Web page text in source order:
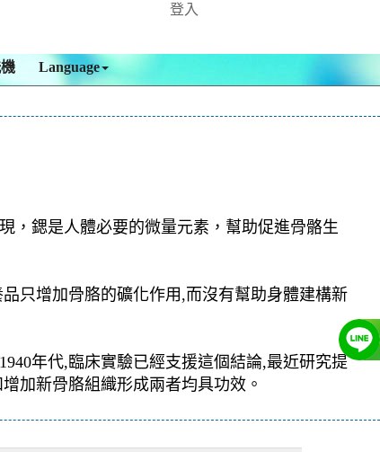
登入
Language
，鍶是人體必要的微量元素，幫助促進骨骼生
只增加骨胳的礦化作用,而沒有幫助身體建構新
年代,臨床實驗已經支援這個結論,最近研究提
加新骨胳組織形成兩者均具功效。